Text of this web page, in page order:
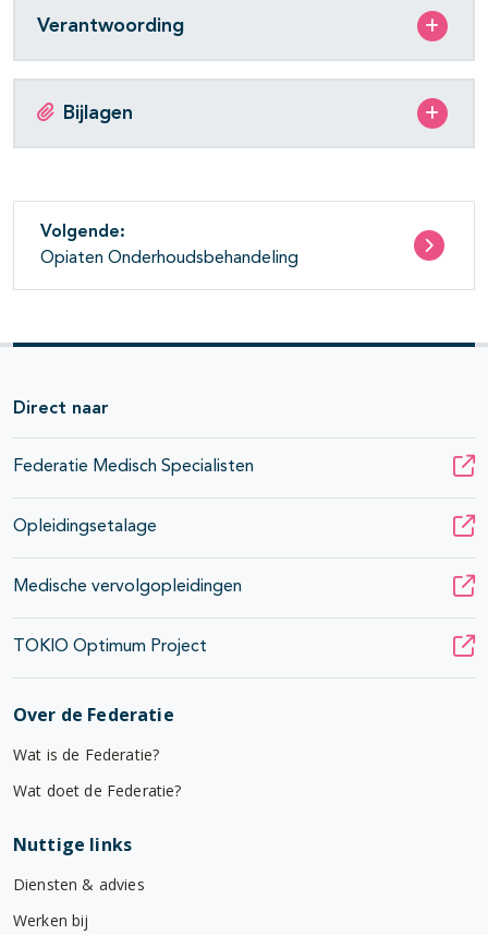
Verantwoording
Bijlagen
Volgende:
Opiaten Onderhoudsbehandeling
Direct naar
Federatie Medisch Specialisten
Opleidingsetalage
Medische vervolgopleidingen
TOKIO Optimum Project
Over de Federatie
Wat is de Federatie?
Wat doet de Federatie?
Nuttige links
Diensten & advies
Werken bij